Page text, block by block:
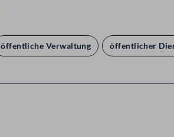
öffentliche Verwaltung öffentlicher